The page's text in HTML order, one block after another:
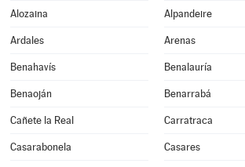
Alozaina Alpandeire
Ardales Arenas
Benahavís Benalauría
Benaoján Benarrabá
Cañete la Real Carratraca
Casarabonela Casares